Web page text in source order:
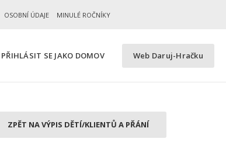
OSOBNÍ ÚDAJE MINULÉ ROČNÍKY
PŘIHLÁSIT SE JAKO DOMOV Web Daruj-Hračku
ZPĚT NA VÝPIS DĚTÍ/KLIENTŮ A PŘÁNÍ